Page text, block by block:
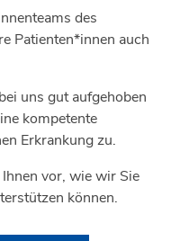
des
Patienten*innen auch
uns gut aufgehoben
kompetente
Erkrankung zu.
vor, wie wir Sie
können.